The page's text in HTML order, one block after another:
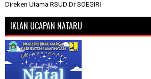
Direken Utama RSUD Dr SOEGIRI
IKLAN UCAPAN NATARU